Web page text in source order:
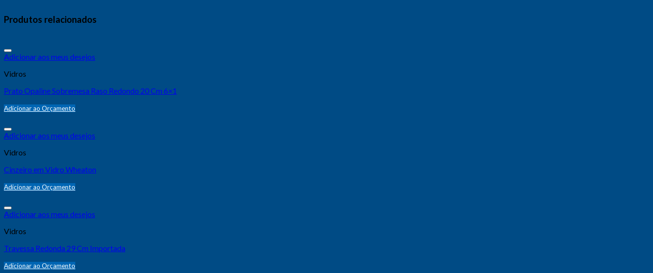
Produtos relacionados
Adicionar aos meus desejos
Vidros
Prato Opaline Sobremesa Raso Redondo 20 Cm 6×1
Adicionar ao Orçamento
Adicionar aos meus desejos
Vidros
Cinzeiro em Vidro Wheaton
Adicionar ao Orçamento
Adicionar aos meus desejos
Vidros
Travessa Redonda 29 Cm Importada
Adicionar ao Orçamento